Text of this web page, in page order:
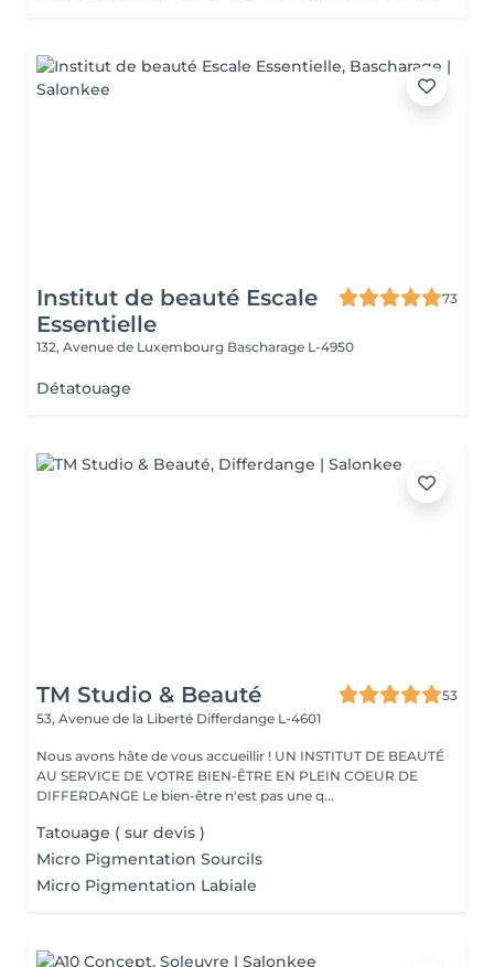
Institut de beauté Escale
Essentielle
73
132, Avenue de Luxembourg Bascharage L-4950
Détatouage
TM Studio & Beauté
53
53, Avenue de la Liberté Differdange L-4601
Nous avons hâte de vous accueillir ! UN INSTITUT DE BEAUTÉ
AU SERVICE DE VOTRE BIEN-ÊTRE EN PLEIN COEUR DE
DIFFERDANGE Le bien-être n'est pas une q...
Tatouage ( sur devis )
Micro Pigmentation Sourcils
Micro Pigmentation Labiale